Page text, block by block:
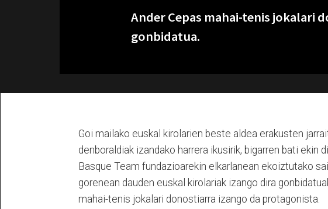
Ander Cepas mahai-tenis jokalari
gonbidatua.
Goi mailako euskal kirolarien beste aldea erakusten
denboraldiak izandako harrera ikusirik, bigarren bati ekin
Basque Team fundazioarekin elkarlanean ekoiztutako
gorenean dauden euskal kirolariak izango dira
mahai-tenis jokalari donostiarra izango da protagonista.